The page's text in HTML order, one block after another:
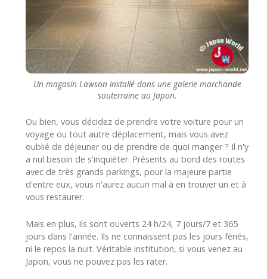
Un magasin Lawson installé dans une galerie marchande
souterraine au Japon.
Ou bien, vous décidez de prendre votre voiture pour un
voyage ou tout autre déplacement, mais vous avez
oublié de déjeuner ou de prendre de quoi manger ? Il n'y
a nul besoin de s'inquiéter. Présents au bord des routes
avec de très grands parkings, pour la majeure partie
d'entre eux, vous n'aurez aucun mal à en trouver un et à
vous restaurer.
Mais en plus, ils sont ouverts 24 h/24, 7 jours/7 et 365
jours dans l'année. Ils ne connaissent pas les jours fériés,
ni le repos la nuit. Véritable institution, si vous venez au
Japon, vous ne pouvez pas les rater.